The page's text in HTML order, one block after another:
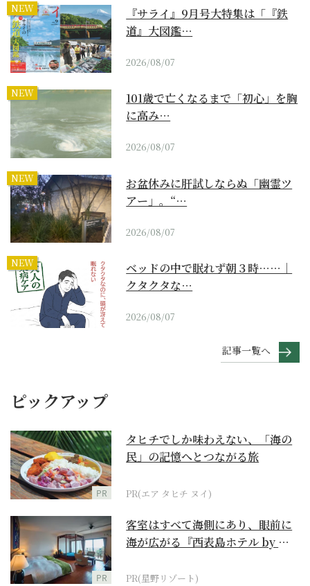
NEW
『サライ』9月号大特集は「『鉄
道』大図鑑…
2026/08/07
NEW
101歳で亡くなるまで「初心」を胸
に高み…
2026/08/07
NEW
お盆休みに肝試しならぬ「幽霊ツ
アー」。“…
2026/08/07
NEW
ベッドの中で眠れず朝３時……｜
クタクタな…
2026/08/07
記事一覧へ
ピックアップ
PR
タヒチでしか味わえない、「海の
民」の記憶へとつながる旅
PR(エア タヒチ ヌイ)
PR
客室はすべて海側にあり、眼前に
海が広がる『西表島ホテル by 星
PR(星野リゾート)